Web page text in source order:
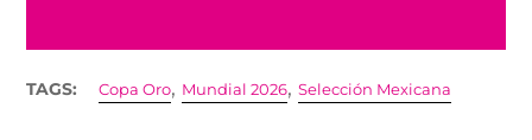
TAGS: Copa Oro, Mundial 2026,Selección Mexicana